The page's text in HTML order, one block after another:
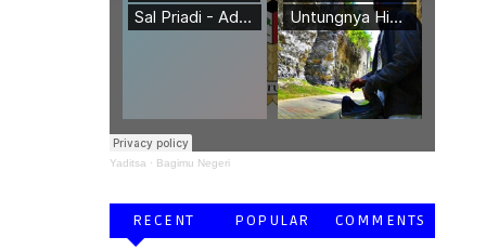
Yaditsa · Bagimu Negeri
RECENT POPULAR COMMENTS